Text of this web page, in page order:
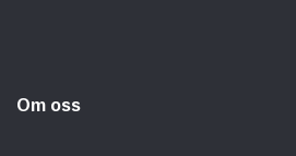
Om oss